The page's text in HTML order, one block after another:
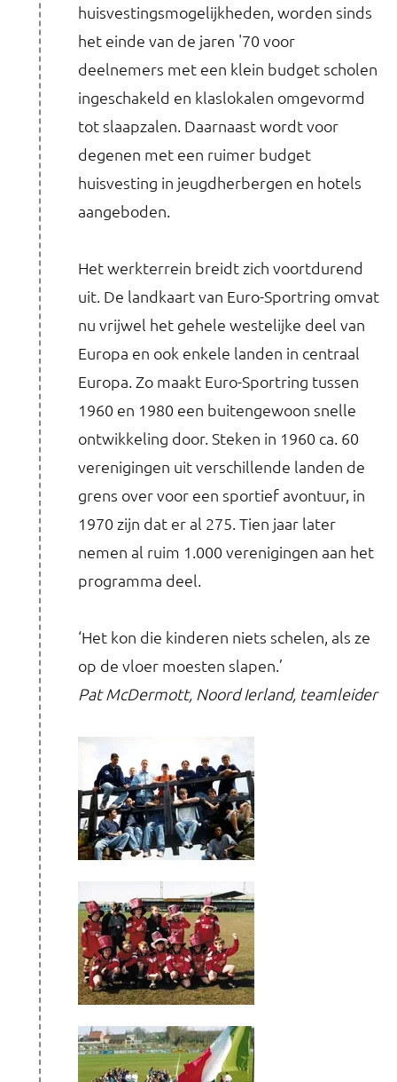
huisvestingsmogelijkheden, worden sinds
het einde van de jaren '70 voor
deelnemers met een klein budget scholen
ingeschakeld en klaslokalen omgevormd
tot slaapzalen. Daarnaast wordt voor
degenen met een ruimer budget
huisvesting in jeugdherbergen en hotels
aangeboden.
Het werkterrein breidt zich voortdurend
uit. De landkaart van Euro-Sportring omvat
nu vrijwel het gehele westelijke deel van
Europa en ook enkele landen in centraal
Europa. Zo maakt Euro-Sportring tussen
1960 en 1980 een buitengewoon snelle
ontwikkeling door. Steken in 1960 ca. 60
verenigingen uit verschillende landen de
grens over voor een sportief avontuur, in
1970 zijn dat er al 275. Tien jaar later
nemen al ruim 1.000 verenigingen aan het
programma deel.
‘Het kon die kinderen niets schelen, als ze
op de vloer moesten slapen.’
Pat McDermott, Noord Ierland, teamleider